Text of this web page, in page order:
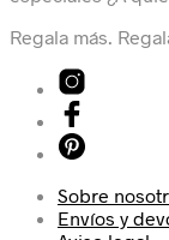
Regala más.
Sobre
Envíos y